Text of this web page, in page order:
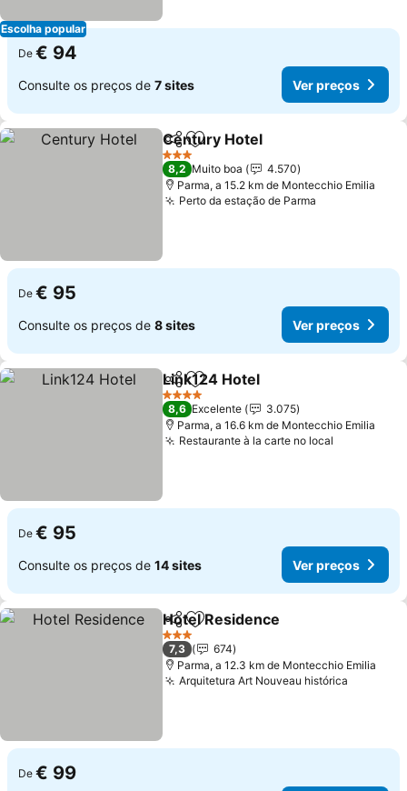
Escolha popular
De € 94
Consulte os preços de 7 sites Ver preços
PartilharAdicionar aos favoritos
Century Hotel
3 Estrelas
8,2 Muito boa
4.570
Parma, a 15.2 km de Montecchio Emilia
Perto da estação de Parma
De € 95
Consulte os preços de 8 sites Ver preços
PartilharAdicionar aos favoritos
Link124 Hotel
4 Estrelas
8,6 Excelente
3.075
Parma, a 16.6 km de Montecchio Emilia
Restaurante à la carte no local
De € 95
Consulte os preços de 14 sites Ver preços
PartilharAdicionar aos favoritos
Hotel Residence
3 Estrelas
7,3
674
Parma, a 12.3 km de Montecchio Emilia
Arquitetura Art Nouveau histórica
De € 99